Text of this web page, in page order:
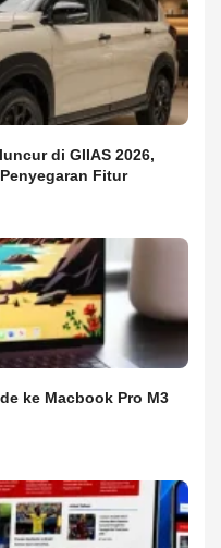
di GIIAS 2026,
Fitur
ke Macbook Pro M3